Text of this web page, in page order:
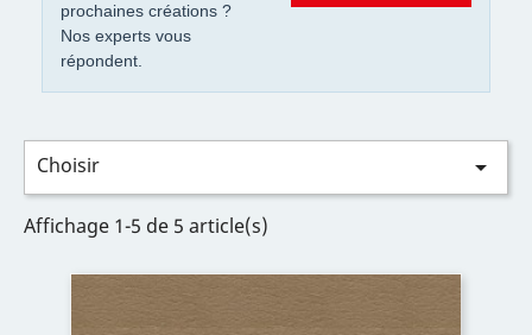
prochaines créations ?
Nos experts vous
répondent.
Choisir 
Affichage 1-5 de 5 article(s)